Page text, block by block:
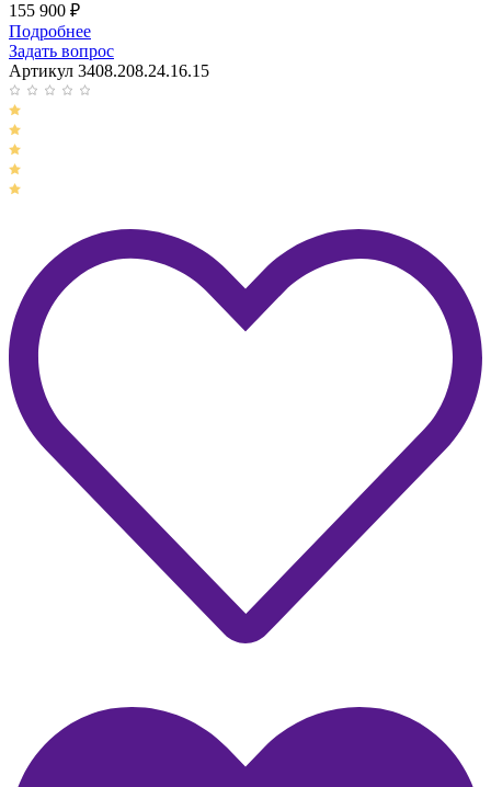
155 900 ₽
Подробнее
Задать вопрос
Артикул 3408.208.24.16.15